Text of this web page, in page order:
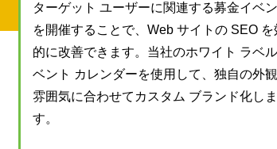
ターゲット ユーザーに関連する募金イベ
を開催することで、Web サイトの SEO を
的に改善できます。当社のホワイト ラベ
ベント カレンダーを使用して、独自の外
雰囲気に合わせてカスタム ブランド化しま
す。